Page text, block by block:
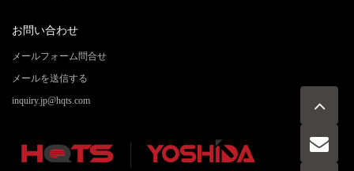
お問い合わせ
メールフォーム問合せ
メールを送信する
inquiry.jp@hqts.com